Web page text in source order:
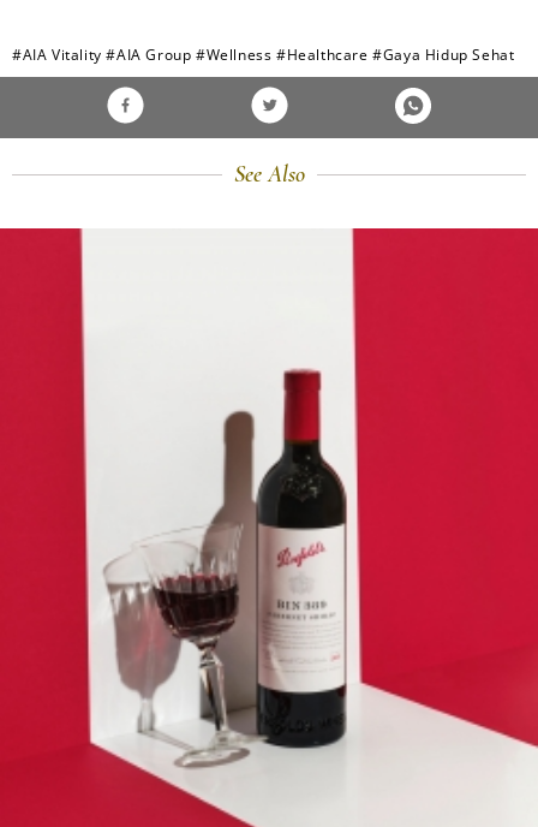
#AIA Vitality #AIA Group #Wellness #Healthcare #Gaya Hidup Sehat
See Also